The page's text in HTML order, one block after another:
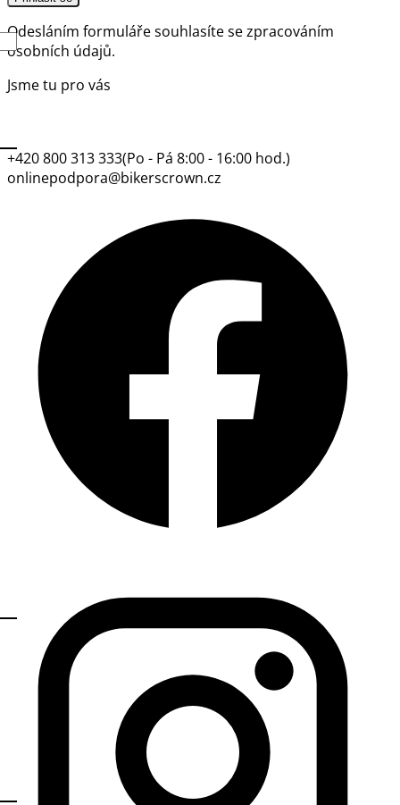
Odesláním formuláře souhlasíte sezpracováním
osobních údajů.
Jsme tu pro vás
+420 800 313 333(Po - Pá 8:00 - 16:00 hod.)
onlinepodpora@bikerscrown.cz